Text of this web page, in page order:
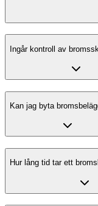
Ingår kontroll av
Kan jag byta
Hur lång tid tar ett